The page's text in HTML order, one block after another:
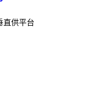
直供平台